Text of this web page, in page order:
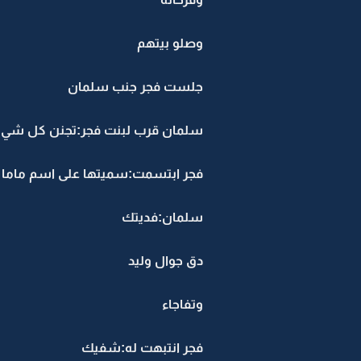
وصلو بيتهم
جلست فجر جنب سلمان
سلمان قرب لبنت فجر:تجنن كل
فجر ابتسمت:سميتها على اسم ماما
سلمان:فديتك
دق جوال وليد
وتفاجاء
فجر انتبهت له:شفيك